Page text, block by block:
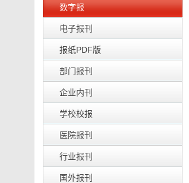
数字报
电子报刊
报纸PDF版
部门报刊
企业内刊
学校校报
医院报刊
行业报刊
国外报刊